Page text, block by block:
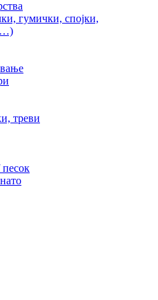
гумички, спојки,
треви